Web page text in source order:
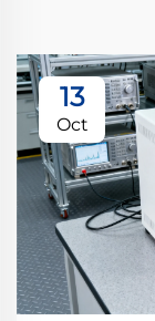
13
Oct